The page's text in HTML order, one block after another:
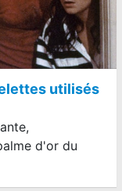
utilisés
d'or du